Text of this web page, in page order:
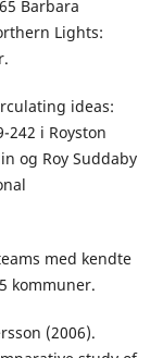
Barbara
Lights:
ideas:
i Royston
og Roy Suddaby
med kendte
kommuner.
(2006).